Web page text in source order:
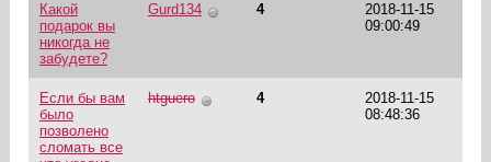
Какой
подарок вы
никогда не
забудете?
Gurd134 4
2018-11-15
09:00:49
Если бы вам
было
позволено
сломать все
htguero 4
2018-11-15
08:48:36